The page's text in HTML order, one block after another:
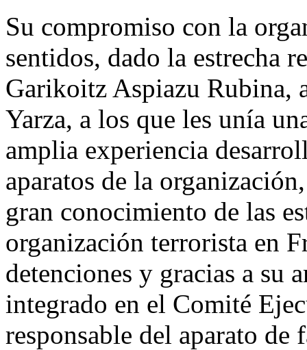
Su compromiso con la
sentidos, dado la estrecha
Garikoitz Aspiazu
Yarza, a los que les unía
amplia experiencia
aparatos de la
gran conocimiento de las
organización terrorista en
detenciones y gracias a su
integrado en el Comité
responsable del aparato de